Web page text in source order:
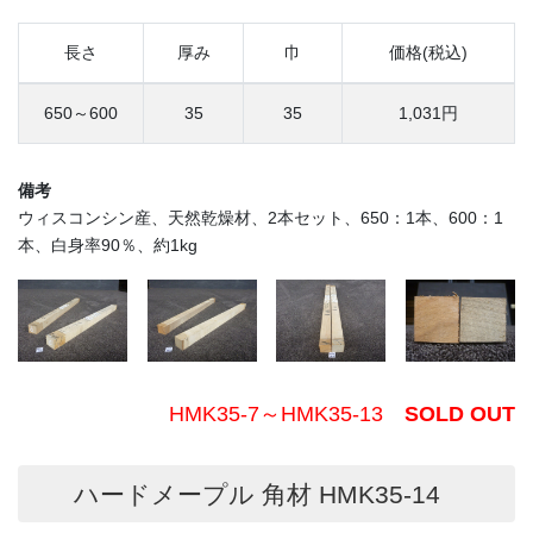
長さ 厚み 巾 価格(税込)
650～600 35 35 1,031円
備考
ウィスコンシン産、天然乾燥材、2本セット、650：1本、600：1
本、白身率90％、約1kg
HMK35-7～HMK35-13 SOLD OUT
ハードメープル 角材 HMK35-14